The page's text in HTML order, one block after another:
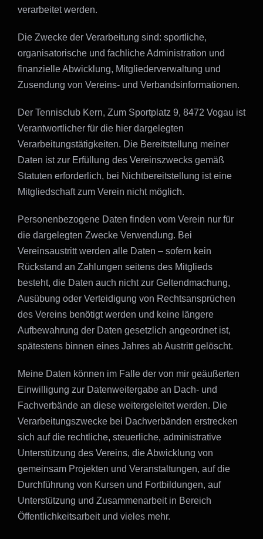
verarbeitet werden.
Die Zwecke der Verarbeitung sind: sportliche,
organisatorische und fachliche Administration und
finanzielle Abwicklung, Mitgliederverwaltung und
Zusendung von Vereins- und Verbandsinformationen.
Der Tennisclub Kern, Zum Sportplatz 9, 8472 Vogau ist
Verantwortlicher für die hier dargelegten
Verarbeitungstätigkeiten. Die Bereitstellung meiner
Daten ist zur Erfüllung des Vereinszwecks gemäß
Statuten erforderlich, bei Nichtbereitstellung ist eine
Mitgliedschaft zum Verein nicht möglich.
Personenbezogene Daten finden vom Verein nur für
die dargelegten Zwecke Verwendung. Bei
Vereinsaustritt werden alle Daten – sofern kein
Rückstand an Zahlungen seitens des Mitglieds
besteht, die Daten auch nicht zur Geltendmachung,
Ausübung oder Verteidigung von Rechtsansprüchen
des Vereins benötigt werden und keine längere
Aufbewahrung der Daten gesetzlich angeordnet ist,
spätestens binnen eines Jahres ab Austritt gelöscht.
Meine Daten können im Falle der von mir geäußerten
Einwilligung zur Datenweitergabe an Dach- und
Fachverbände an diese weitergeleitet werden. Die
Verarbeitungszwecke bei Dachverbänden erstrecken
sich auf die rechtliche, steuerliche, administrative
Unterstützung des Vereins, die Abwicklung von
gemeinsam Projekten und Veranstaltungen, auf die
Durchführung von Kursen und Fortbildungen, auf
Unterstützung und Zusammenarbeit in Bereich
Öffentlichkeitsarbeit und vieles mehr.